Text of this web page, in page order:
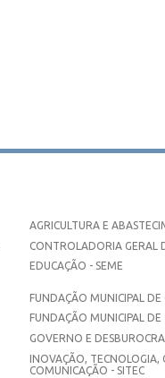
AGRICULTURA E
CONTROLADORIA GERAL
EDUCAÇÃO - SEME
FUNDAÇÃO MUNICIPAL DE
FUNDAÇÃO MUNICIPAL DE
GOVERNO E
INOVAÇÃO, TECNOLOGIA,
COMUNICAÇÃO - SITEC